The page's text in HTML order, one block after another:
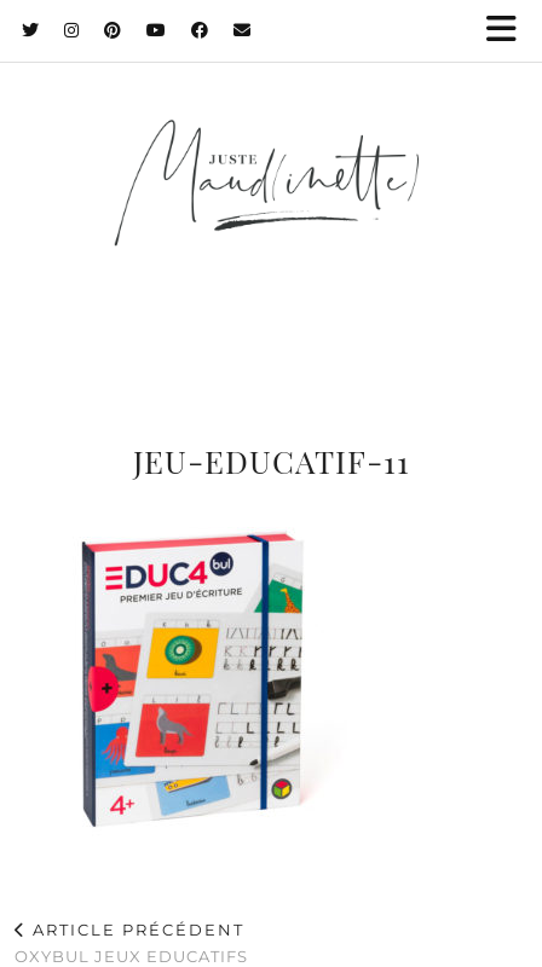
JEU-EDUCATIF-11
ARTICLE PRÉCÉDENT
OXYBUL JEUX EDUCATIFS